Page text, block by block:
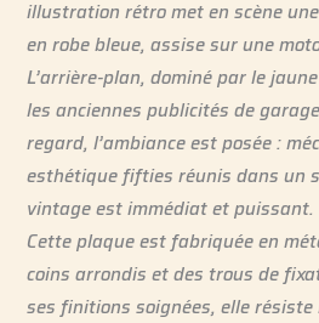
illustration rétro met en scène
en robe bleue, assise sur une
L’arrière-plan, dominé par le
les anciennes publicités de
regard, l’ambiance est posée :
esthétique fifties réunis dans un
vintage est immédiat et puissant.
Cette plaque est fabriquée en
coins arrondis et des trous de
ses finitions soignées, elle résiste